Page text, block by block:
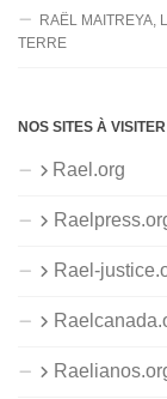
RAËL MAITREYA,
TERRE
NOS SITES À
Rael-